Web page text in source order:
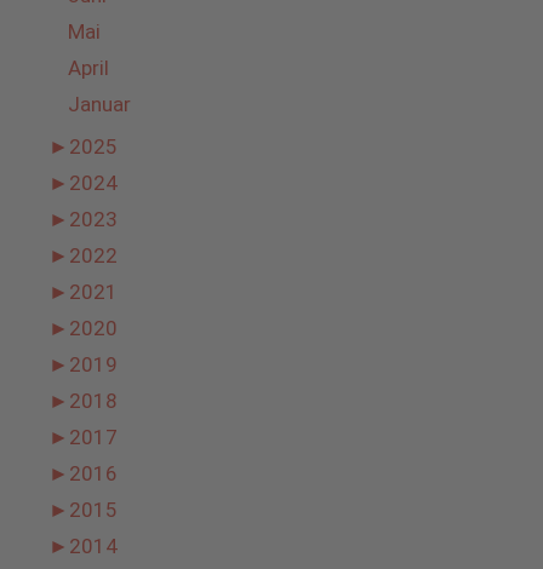
Mai
April
Januar
► 2025
► 2024
► 2023
► 2022
► 2021
► 2020
► 2019
► 2018
► 2017
► 2016
► 2015
► 2014